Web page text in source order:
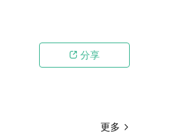
 分享
更多 